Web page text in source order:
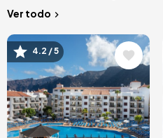
Ver todo
Image
4.2 / 5